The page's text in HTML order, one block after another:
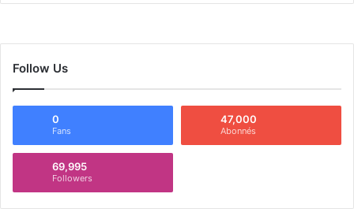
Follow Us
0
Fans
47,000
Abonnés
69,995
Followers